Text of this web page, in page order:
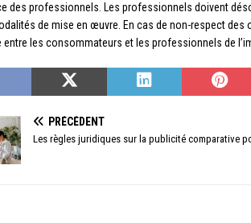
des professionnels. Les professionnels doivent
de mise en œuvre. En cas de non-respect
entre les consommateurs et les professionnels de
PRÉCÉDENT
Les règles juridiques sur la publicité comparative